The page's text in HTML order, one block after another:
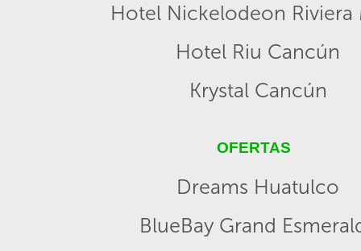
Hotel Nickelodeon Riviera
Hotel Riu Cancún
Krystal Cancún
OFERTAS
Dreams Huatulco
BlueBay Grand